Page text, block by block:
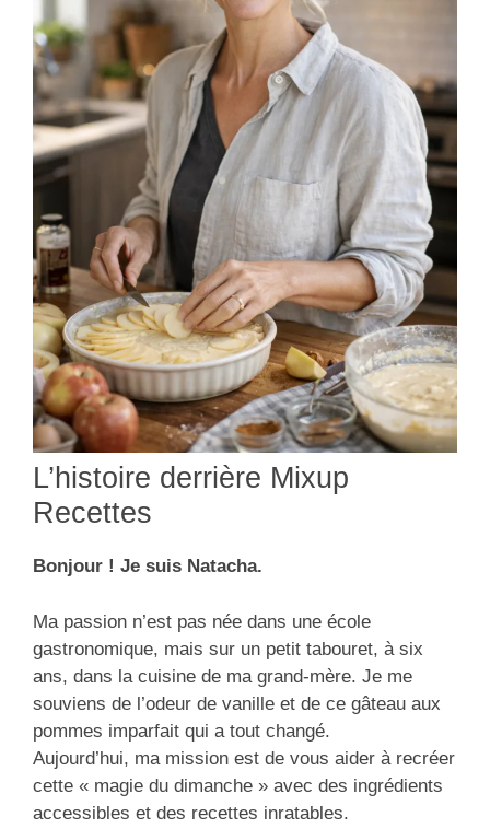
L’histoire derrière Mixup
Recettes
Bonjour ! Je suis Natacha.
Ma passion n’est pas née dans une école
gastronomique, mais sur un petit tabouret, à six
ans, dans la cuisine de ma grand-mère. Je me
souviens de l’odeur de vanille et de ce gâteau aux
pommes imparfait qui a tout changé.
Aujourd’hui, ma mission est de vous aider à recréer
cette « magie du dimanche » avec des ingrédients
accessibles et des recettes inratables.